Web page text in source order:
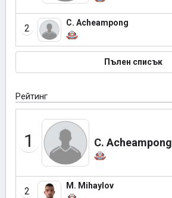
2 C. Acheampong
Пълен списък
Рейтинг
1 C. Acheampong
2 M. Mihaylov